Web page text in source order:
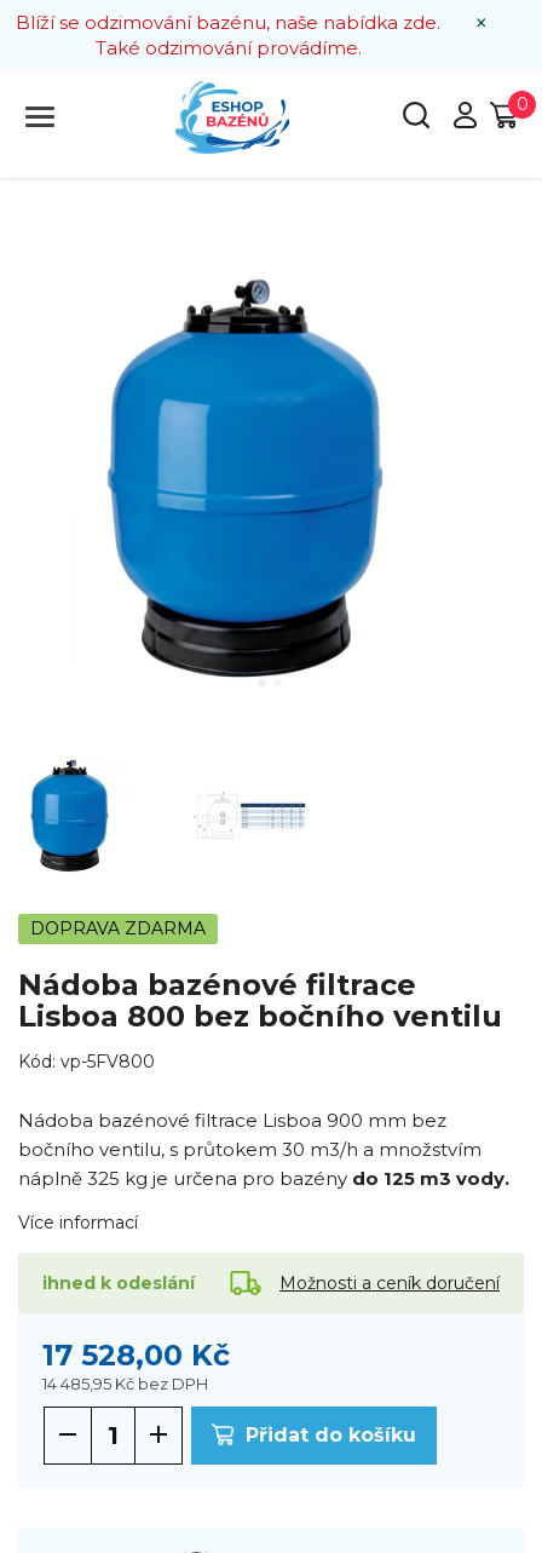
×
Blíží se odzimování bazénu, naše nabídka zde.
Také odzimování provádíme.
0
DOPRAVA ZDARMA
Nádoba bazénové filtrace
Lisboa 800 bez bočního ventilu
Kód: vp-5FV800
Nádoba bazénové filtrace Lisboa 900 mm bez
bočního ventilu, s průtokem 30 m3/h a množstvím
náplně 325 kg je určena pro bazény do 125 m3 vody.
Více informací
ihned k odeslání Možnosti a ceník doručení
17 528,00 Kč
14 485,95 Kč bez DPH
Přidat do košíku